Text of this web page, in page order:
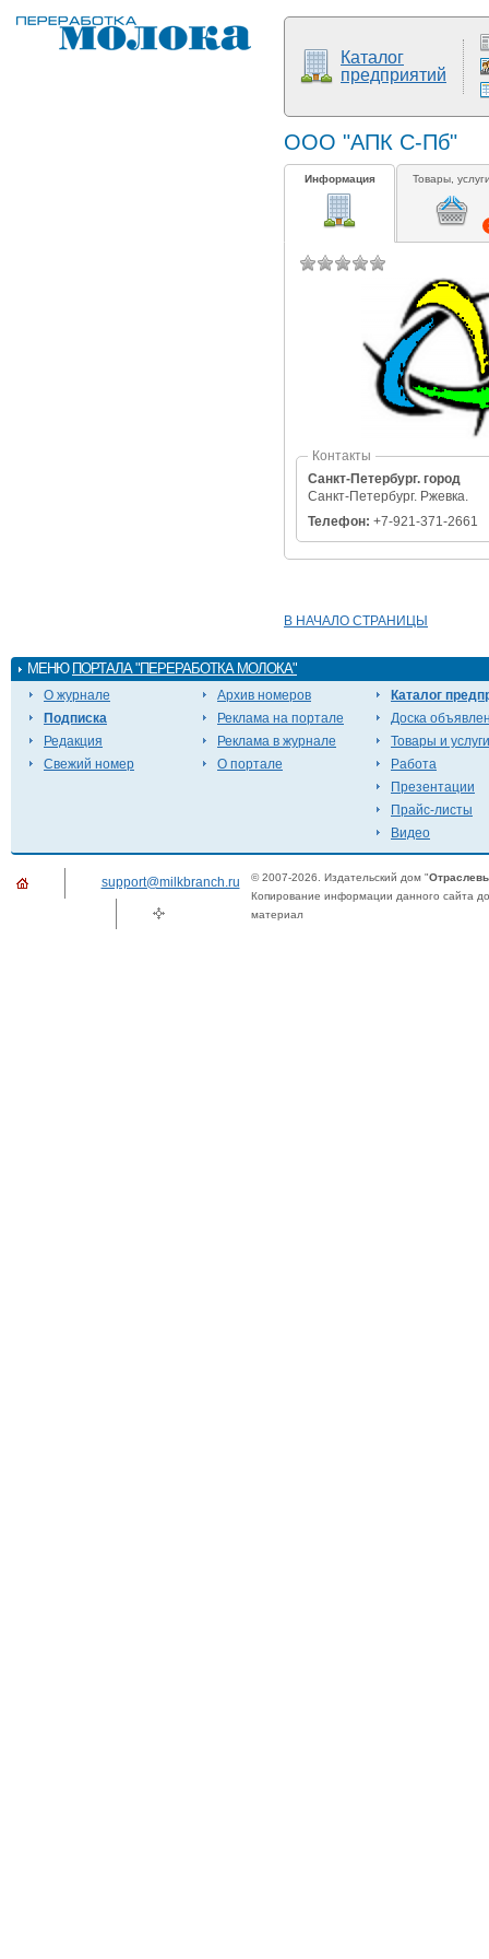
Каталог
предприятий
ООО "АПК С-Пб"
Информация Товары,
Контакты
Санкт-Петербург. город
Санкт-Петербург. Ржевка.
Телефон: +7-921-371-2661
В НАЧАЛО СТРАНИЦЫ
МЕНЮ ПОРТАЛА "ПЕРЕРАБОТКА МОЛОКА"
О журнале
Подписка
Редакция
Свежий номер
Архив номеров
Реклама на портале
Реклама в журнале
О портале
Каталог
Доска
Товары и услуги
Работа
Презентации
Прайс-листы
Видео
support@milkbranch.ru © 2007-2026. Издательский дом "
Копирование информации данного сайта
материал